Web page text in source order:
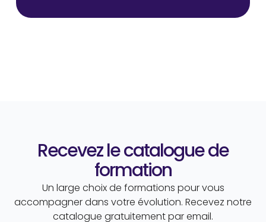
Recevez le catalogue de
formation
Un large choix de formations pour vous
accompagner dans votre évolution. Recevez notre
catalogue gratuitement par email.